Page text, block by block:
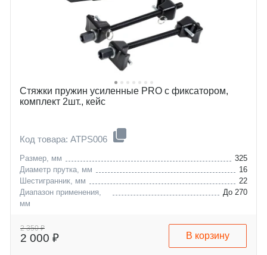
Стяжки пружин усиленные PRO с фиксатором,
комплект 2шт., кейс
Код товара: ATPS006
Размер, мм
325
Диаметр прутка, мм
16
Шестигранник, мм
22
Диапазон применения,
мм
До 270
2 350 ₽
2 000 ₽ В корзину